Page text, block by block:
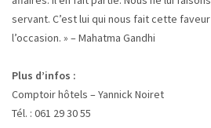
servant. C’est lui qui nous fait cette
l’occasion. » – Mahatma Gandhi
Plus d’infos :
Comptoir hôtels – Yannick Noiret
Tél. : 061 29 30 55